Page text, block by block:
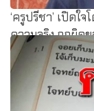
‘ครูปรีชา’ เปิดใ
ความจริง ถูกผิด